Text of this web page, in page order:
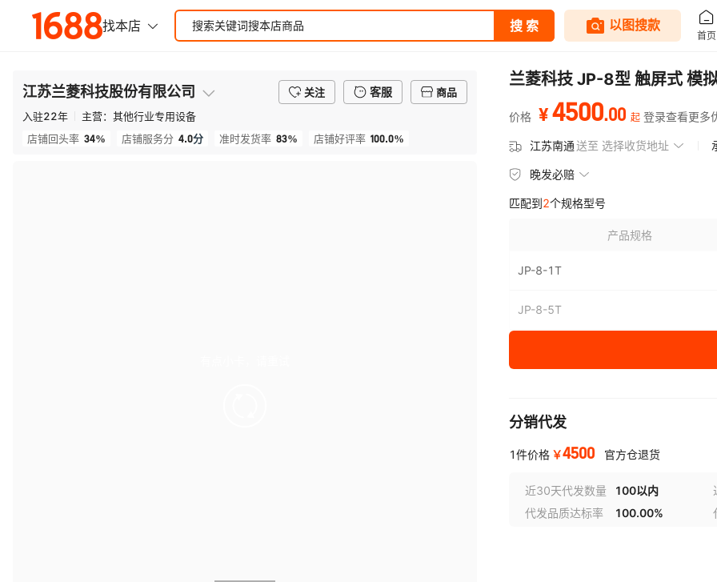
江苏兰菱科技股份有限公司 关注 客服
商品
入驻22年 主营： 其他行业专用设备
店铺回头率 34% 店铺服务分 4.0分 准时发货率 83% 店铺好评率 100.0%
兰菱科技 JP-8型 触屏式 模
价格 ¥4500.00 起 登录查看更多
江苏南通送至 选择收货地址
晚发必赔
匹配到2个规格型号
产品规格
JP-8-1T
JP-8-5T
分销代发
1件价格 ￥4500 官方仓退货
近30天代发数量 100以内
代发品质达标率
100.00%